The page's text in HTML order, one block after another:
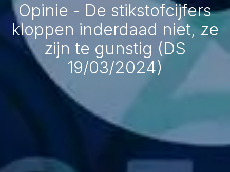
Opinie - De stikstofcijfers
kloppen inderdaad niet, ze
zijn te gunstig (DS
19/03/2024)